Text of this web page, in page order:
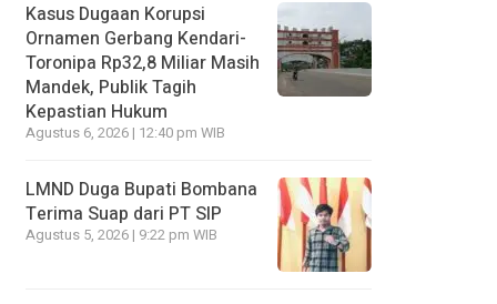
Kasus Dugaan Korupsi
Ornamen Gerbang Kendari-
Toronipa Rp32,8 Miliar Masih
Mandek, Publik Tagih
Kepastian Hukum
Agustus 6, 2026 | 12:40 pm WIB
LMND Duga Bupati Bombana
Terima Suap dari PT SIP
Agustus 5, 2026 | 9:22 pm WIB